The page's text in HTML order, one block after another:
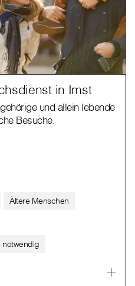
in Imst
und allein lebende
Besuche.
Ältere Menschen
notwendig